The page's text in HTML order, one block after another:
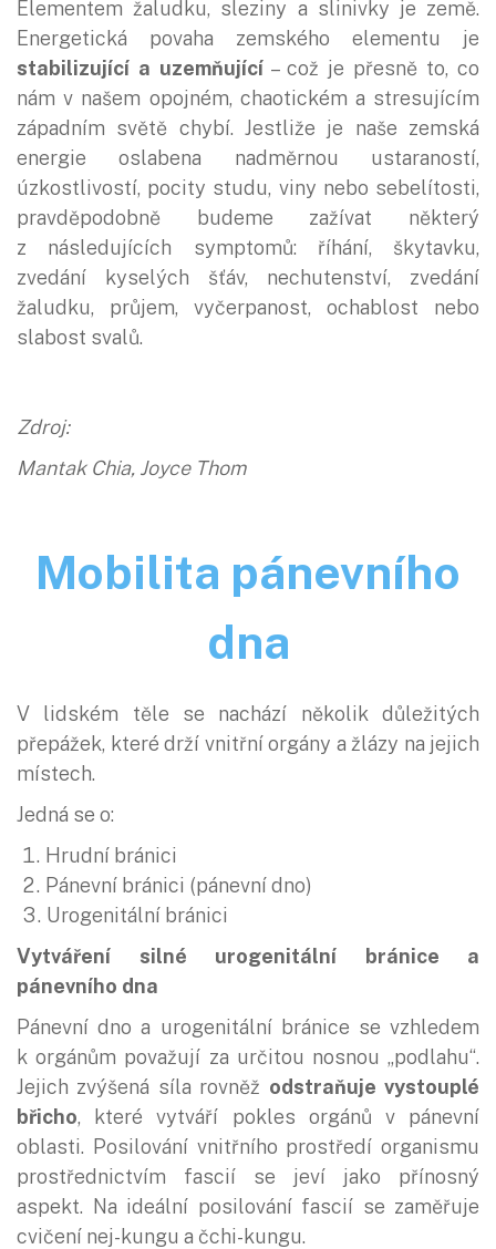
Elementem žaludku, sleziny a slinivky je země.
Energetická povaha zemského elementu je
stabilizující a uzemňující – což je přesně to, co
nám v našem opojném, chaotickém a stresujícím
západním světě chybí. Jestliže je naše zemská
energie oslabena nadměrnou ustaraností,
úzkostlivostí, pocity studu, viny nebo sebelítosti,
pravděpodobně budeme zažívat některý
z následujících symptomů: říhání, škytavku,
zvedání kyselých šťáv, nechutenství, zvedání
žaludku, průjem, vyčerpanost, ochablost nebo
slabost svalů.
Zdroj:
Mantak Chia, Joyce Thom
Mobilita pánevního
dna
V lidském těle se nachází několik důležitých
přepážek, které drží vnitřní orgány a žlázy na jejich
místech.
Jedná se o:
Hrudní bránici
Pánevní bránici (pánevní dno)
Urogenitální bránici
Vytváření silné urogenitální bránice a
pánevního dna
Pánevní dno a urogenitální bránice se vzhledem
k orgánům považují za určitou nosnou „podlahu“.
Jejich zvýšená síla rovněž odstraňuje vystouplé
břicho, které vytváří pokles orgánů v pánevní
oblasti. Posilování vnitřního prostředí organismu
prostřednictvím fascií se jeví jako přínosný
aspekt. Na ideální posilování fascií se zaměřuje
cvičení nej-kungu a čchi-kungu.